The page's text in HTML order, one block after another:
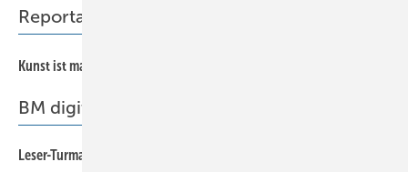
Reportage
Kunst ist manchmal unartig!
BM digital
Le ser-Turmaktion